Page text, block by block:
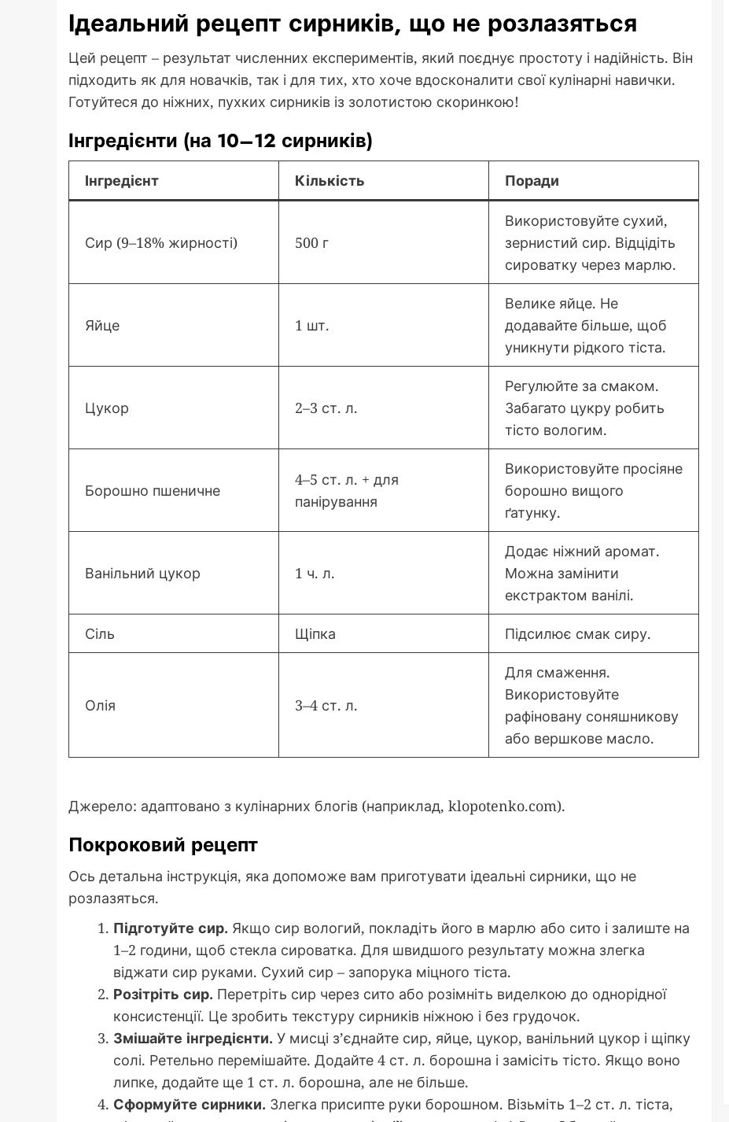
Ідеальний рецепт сирників, що не розлазяться
Цей рецепт – результат численних експериментів, який поєднує простоту і надійність. Він
підходить як для новачків, так і для тих, хто хоче вдосконалити свої кулінарні навички.
Готуйтеся до ніжних, пухких сирників із золотистою скоринкою!
Інгредієнти (на 10–12 сирників)
Інгредієнт Кількість Поради
Сир (9–18% жирності) 500 г
Використовуйте сухий,
зернистий сир. Відцідіть
сироватку через марлю.
Яйце 1 шт.
Велике яйце. Не
додавайте більше, щоб
уникнути рідкого тіста.
Цукор 2–3 ст. л.
Регулюйте за смаком.
Забагато цукру робить
тісто вологим.
Борошно пшеничне
4–5 ст. л. + для
панірування
Використовуйте просіяне
борошно вищого
ґатунку.
Ванільний цукор 1 ч. л.
Додає ніжний аромат.
Можна замінити
екстрактом ванілі.
Сіль Щіпка Підсилює смак сиру.
Олія 3–4 ст. л.
Для смаження.
Використовуйте
рафіновану соняшникову
або вершкове масло.
Джерело: адаптовано з кулінарних блогів (наприклад, klopotenko.com).
Покроковий рецепт
Ось детальна інструкція, яка допоможе вам приготувати ідеальні сирники, що не
розлазяться.
Підготуйте сир. Якщо сир вологий, покладіть його в марлю або сито і залиште на
1–2 години, щоб стекла сироватка. Для швидшого результату можна злегка
віджати сир руками. Сухий сир – запорука міцного тіста.
Розітріть сир. Перетріть сир через сито або розімніть виделкою до однорідної
консистенції. Це зробить текстуру сирників ніжною і без грудочок.
Змішайте інгредієнти. У мисці з’єднайте сир, яйце, цукор, ванільний цукор і щіпку
солі. Ретельно перемішайте. Додайте 4 ст. л. борошна і замісіть тісто. Якщо воно
липке, додайте ще 1 ст. л. борошна, але не більше.
Сформуйте сирники. Злегка присипте руки борошном. Візьміть 1–2 ст. л. тіста,